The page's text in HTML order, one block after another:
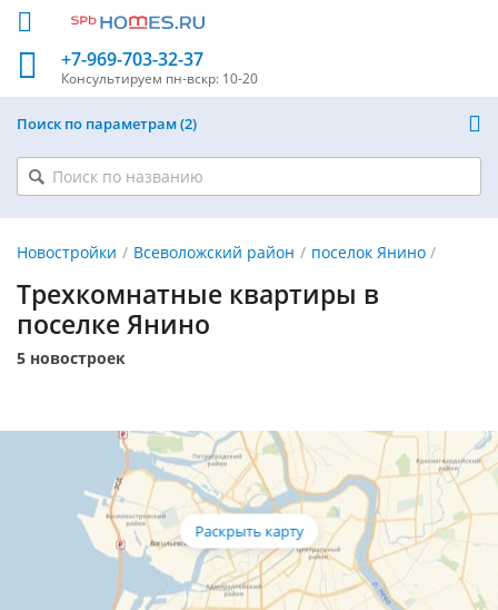
+7-969-703-32-37
Консультируем пн-вскр: 10-20
Поиск по параметрам 2
Новостройки Всеволожский район поселок Янино
Трехкомнатные квартиры в
поселке Янино
5 новостроек